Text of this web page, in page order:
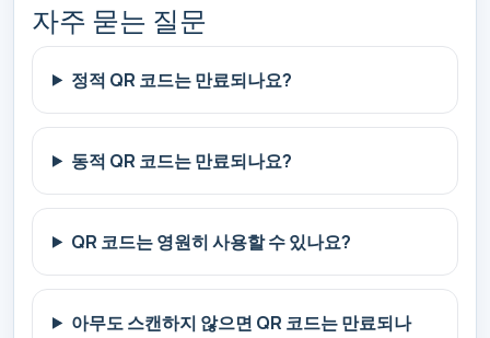
자주 묻는 질문
정적 QR 코드는 만료되나요?
동적 QR 코드는 만료되나요?
QR 코드는 영원히 사용할 수 있나요?
아무도 스캔하지 않으면 QR 코드는 만료되나